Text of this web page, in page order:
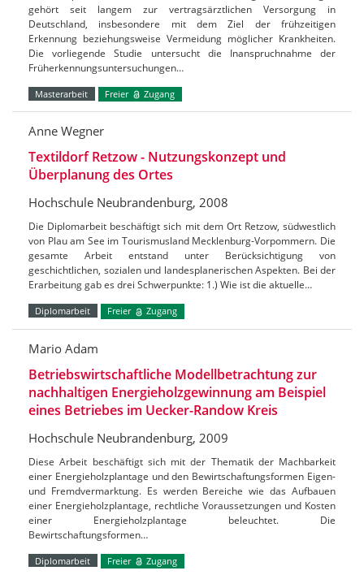
gehört seit langem zur vertragsärztlichen Versorgung in
Deutschland, insbesondere mit dem Ziel der frühzeitigen
Erkennung beziehungsweise Vermeidung möglicher Krankheiten.
Die vorliegende Studie untersucht die Inanspruchnahme der
Früherkennungsuntersuchungen…
Masterarbeit Freier Zugang
Anne Wegner
Textildorf Retzow - Nutzungskonzept und
Überplanung des Ortes
Hochschule Neubrandenburg, 2008
Die Diplomarbeit beschäftigt sich mit dem Ort Retzow, südwestlich
von Plau am See im Tourismusland Mecklenburg-Vorpommern. Die
gesamte Arbeit entstand unter Berücksichtigung von
geschichtlichen, sozialen und landesplanerischen Aspekten. Bei der
Erarbeitung gab es drei Schwerpunkte: 1.) Wie ist die aktuelle…
Diplomarbeit Freier Zugang
Mario Adam
Betriebswirtschaftliche Modellbetrachtung zur
nachhaltigen Energieholzgewinnung am Beispiel
eines Betriebes im Uecker-Randow Kreis
Hochschule Neubrandenburg, 2009
Diese Arbeit beschäftigt sich mit der Thematik der Machbarkeit
einer Energieholzplantage und den Bewirtschaftungsformen Eigen-
und Fremdvermarktung. Es werden Bereiche wie das Aufbauen
einer Energieholzplantage, rechtliche Voraussetzungen und Kosten
einer Energieholzplantage beleuchtet. Die
Bewirtschaftungsformen…
Diplomarbeit Freier Zugang